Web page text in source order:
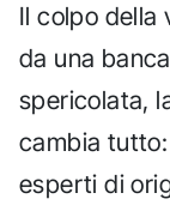
Il colpo della
da una
spericolata,
cambia
esperti di